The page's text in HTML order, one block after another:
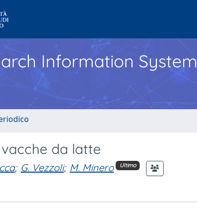
Information System
da latte
; G. Vezzoli; M. Minero Ultimo